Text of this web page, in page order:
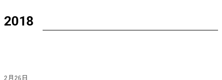
2018
2月26日